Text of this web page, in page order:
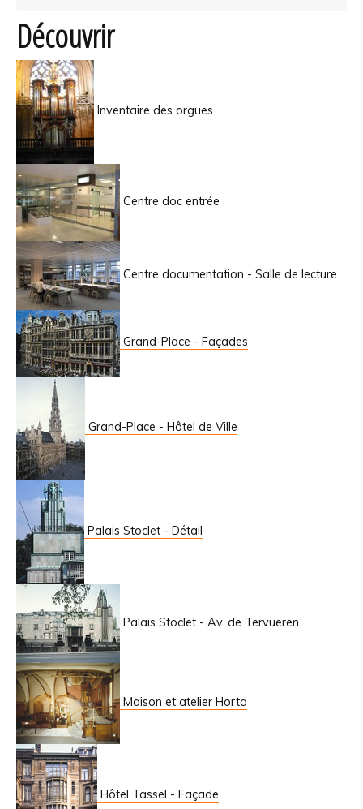
Découvrir
Inventaire des orgues
Centre doc entrée
Centre documentation - Salle de lecture
Grand-Place - Façades
Grand-Place - Hôtel de Ville
Palais Stoclet - Détail
Palais Stoclet - Av. de Tervueren
Maison et atelier Horta
Hôtel Tassel - Façade